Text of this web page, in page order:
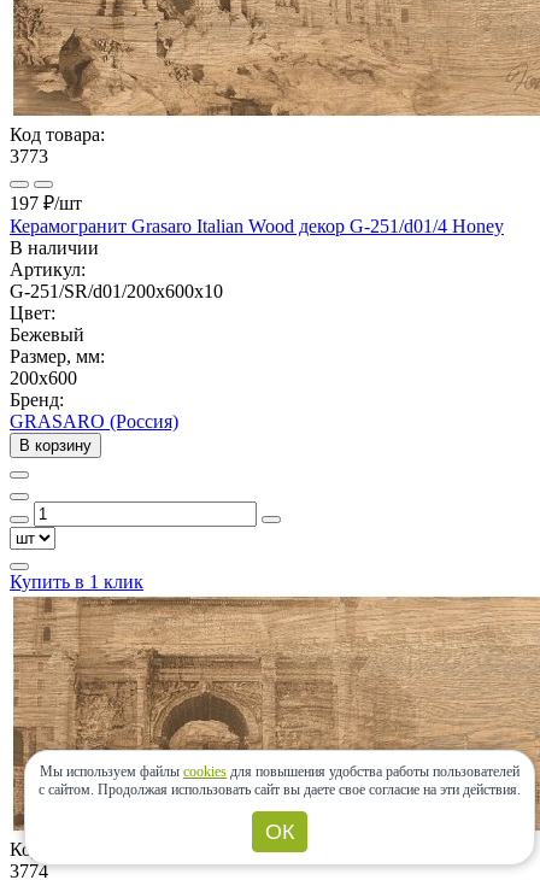
Код товара:
3773
197 ₽/шт
Керамогранит Grasaro Italian Wood декор G-251/d01/4 Honey
В наличии
Артикул:
G-251/SR/d01/200x600x10
Цвет:
Бежевый
Размер, мм:
200x600
Бренд:
GRASARO (Россия)
В корзину
Купить в 1 клик
Код товара:
3774
Мы используем файлы cookies для повышения удобства работы пользователей
с сайтом. Продолжая использовать сайт вы даете свое согласие на эти действия.
ОК